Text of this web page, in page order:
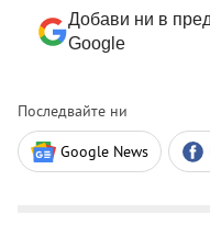
Добави ни в
Google
Последвайте ни
Google News